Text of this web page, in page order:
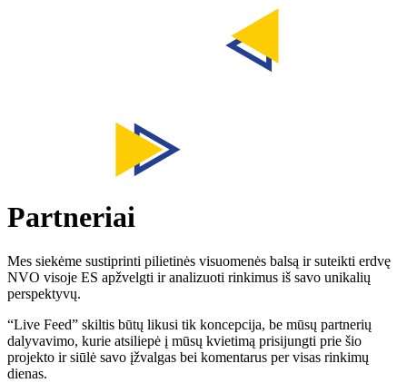
Partneriai
Mes siekėme sustiprinti pilietinės visuomenės balsą ir suteikti erdvę
NVO visoje ES apžvelgti ir analizuoti rinkimus iš savo unikalių
perspektyvų.
“Live Feed” skiltis būtų likusi tik koncepcija, be mūsų partnerių
dalyvavimo, kurie atsiliepė į mūsų kvietimą prisijungti prie šio
projekto ir siūlė savo įžvalgas bei komentarus per visas rinkimų
dienas.